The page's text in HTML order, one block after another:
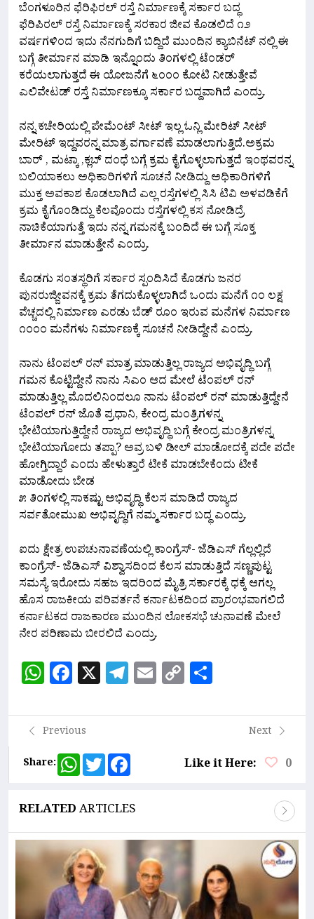
ಬೆಂಗಳೂರಿನ ಫೆರಿಫಿರಲ್ ರಸ್ತೆ ನಿರ್ಮಾಣಕ್ಕೆ ಸರ್ಕಾರ ಬದ್ಧ
ಫೆರಿಪಿರಲ್ ರಸ್ತೆ ನಿರ್ಮಾಣಕ್ಕೆ ಸರಕಾರ ಜೀವ ಕೊಡಲಿದೆ ೧೨
ವರ್ಷಗಳಿಂದ ಇದು ನೆನಗುದಿಗೆ ಬಿದ್ದಿದೆ ಮುಂದಿನ ಕ್ಯಾಬಿನೆಟ್ ನಲ್ಲಿ ಈ
ಬಗ್ಗೆ ತೀರ್ಮಾನ ಮಾಡಿ ಇನ್ನೊಂದು ತಿಂಗಳಲ್ಲಿ ಟೆಂಡರ್
ಕರೆಯಲಾಗುತ್ತದೆ ಈ ಯೋಜನೆಗೆ ೬೦೦೦ ಕೋಟಿ ನೀಡುತ್ತೇವೆ
ಎಲಿವೇಟಡ್ ರಸ್ತೆ ನಿರ್ಮಾಣಕ್ಕೂ ಸರ್ಕಾರ ಬದ್ದವಾಗಿದೆ ಎಂದ್ರು.
ನನ್ನ ಕಚೇರಿಯಲ್ಲಿ ಪೇಮೆಂಟ್ ಸೀಟ್ ಇಲ್ಲ ಓನ್ಲಿ ಮೇರಿಟ್ ಸೀಟ್
ಮೇರಿಟ್ ಇದ್ದವರನ್ನ ಮಾತ್ರ ವರ್ಗಾವಣೆ ಮಾಡಲಾಗುತ್ತಿದೆ.ಅಕ್ರಮ
ಬಾರ್ , ಮಟ್ಕಾ ,ಕ್ಲಬ್ ದಂಧೆ ಬಗ್ಗೆ ಕ್ರಮ ಕೈಗೊಳ್ಳಲಾಗುತ್ತದೆ ಇಂಥವರನ್ನ
ಬಲಿಯಾಕಲು ಅಧಿಕಾರಿಗಳಿಗೆ ಸೂಚನೆ ನೀಡಿದ್ದು ಅಧಿಕಾರಿಗಳಿಗೆ
ಮುಕ್ತ ಅವಕಾಶ ಕೊಡಲಾಗಿದೆ ಎಲ್ಲ ರಸ್ತೆಗಳಲ್ಲಿ ಸಿಸಿ ಟಿವಿ ಅಳವಡಿಕೆಗೆ
ಕ್ರಮ ಕೈಗೊಂಡಿದ್ದು ಕೆಲವೊಂದು ರಸ್ತೆಗಳಲ್ಲಿ ಕಸ ನೋಡಿದ್ರೆ
ನಾಚಿಕೆಯಾಗುತ್ತೆ ಇದು ನನ್ನ ಗಮನಕ್ಕೆ ಬಂದಿದೆ ಈ ಬಗ್ಗೆ ಸೂಕ್ತ
ತೀರ್ಮಾನ ಮಾಡುತ್ತೇನೆ ಎಂದ್ರು.
ಕೊಡಗು ಸಂತಸ್ಥರಿಗೆ ಸರ್ಕಾರ ಸ್ಪಂದಿಸಿದೆ ಕೊಡಗು ಜನರ
ಪುನರುಜ್ಜೀವನಕ್ಕೆ ಕ್ರಮ ತೆಗದುಕೊಳ್ಳಲಾಗಿದೆ ಒಂದು ಮನೆಗೆ ೧೦ ಲಕ್ಷ
ವೆಚ್ಚದಲ್ಲಿ ನಿರ್ಮಾಣ ಎರಡು ಬೆಡ್ ರೂಂ ಇರುವ ಮನೆಗಳ ನಿರ್ಮಾಣ
೧೦೦೦ ಮನೆಗಳು ನಿರ್ಮಾಣಕ್ಕೆ ಸೂಚನೆ ನೀಡಿದ್ದೇನೆ ಎಂದ್ರು.
ನಾನು ಟೆಂಪಲ್ ರನ್ ಮಾತ್ರ ಮಾಡುತ್ತಿಲ್ಲ ರಾಜ್ಯದ ಅಭಿವೃದ್ಧಿ ಬಗ್ಗೆ
ಗಮನ ಕೊಟ್ಟಿದ್ದೇನೆ ನಾನು ಸಿಎಂ ಆದ ಮೇಲೆ ಟೆಂಪಲ್ ರನ್
ಮಾಡುತ್ತಿಲ್ಲ ಮೊದಲಿನಿಂದಲೂ ನಾನು ಟೆಂಪಲ್ ರನ್ ಮಾಡುತ್ತಿದ್ದೇನೆ
ಟೆಂಪಲ್ ರನ್ ಜೊತೆ ಪ್ರಧಾನಿ, ಕೇಂದ್ರ ಮಂತ್ರಿಗಳನ್ನ
ಭೇಟಿಯಾಗುತ್ತಿದ್ದೇನೆ ರಾಜ್ಯದ ಅಭಿವೃದ್ಧಿ ಬಗ್ಗೆ ಕೇಂದ್ರ ಮಂತ್ರಿಗಳನ್ನ
ಭೇಟಿಯಾಗೋದು ತಪ್ಪಾ? ಅವ್ರ ಬಳಿ ಡೀಲ್ ಮಾಡೋದಕ್ಕೆ ಪದೇ ಪದೇ
ಹೋಗ್ತಿದ್ದಾರೆ ಎಂದು ಹೇಳುತ್ತಾರೆ ಟೀಕೆ ಮಾಡಬೇಕೆಂದು ಟೀಕೆ
ಮಾಡೋದು ಬೇಡ
೫ ತಿಂಗಳಲ್ಲಿ ಸಾಕಷ್ಟು ಅಭಿವೃದ್ಧಿ ಕೆಲಸ ಮಾಡಿದೆ ರಾಜ್ಯದ
ಸರ್ವತೋಮುಖ ಅಭಿವೃದ್ಧಿಗೆ ನಮ್ಮ ಸರ್ಕಾರ ಬದ್ಧ ಎಂದ್ರು.
ಐದು ಕ್ಷೇತ್ರ ಉಪಚುನಾವಣೆಯಲ್ಲಿ ಕಾಂಗ್ರೆಸ್- ಜೆಡಿಎಸ್ ಗೆಲ್ಲಲ್ಲಿದೆ
ಕಾಂಗ್ರೆಸ್- ಜೆಡಿಎಸ್ ವಿಶ್ವಾಸದಿಂದ ಕೆಲಸ ಮಾಡುತ್ತಿದೆ ಸಣ್ಣಪುಟ್ಟ
ಸಮಸ್ಯೆ ಇರೋದು ಸಹಜ‌ ಇದರಿಂದ ಮೈತ್ರಿ ಸರ್ಕಾರಕ್ಕೆ ಧಕ್ಕೆ ಆಗಲ್ಲ
ಹೊಸ ರಾಜಕೀಯ ಪರಿವರ್ತನೆ ಕರ್ನಾಟಕದಿಂದ ಪ್ರಾರಂಭವಾಗಲಿದೆ
ಕರ್ನಾಟಕದ ರಾಜಕಾರಣ ಮುಂದಿನ ಲೋಕಸಭೆ ಚುನಾವಣೆ ಮೇಲೆ
ನೇರ ಪರಿಣಾಮ ಬೀರಲಿದೆ ಎಂದ್ರು.
WhatsApp
Facebook
X Telegram
Email
Copy
Link
Previous
Next
Share:
WhatsApp
Twitter Like it Here: 0
RELATEDARTICLES